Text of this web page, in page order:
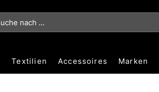
Textilien Accessoires Marken